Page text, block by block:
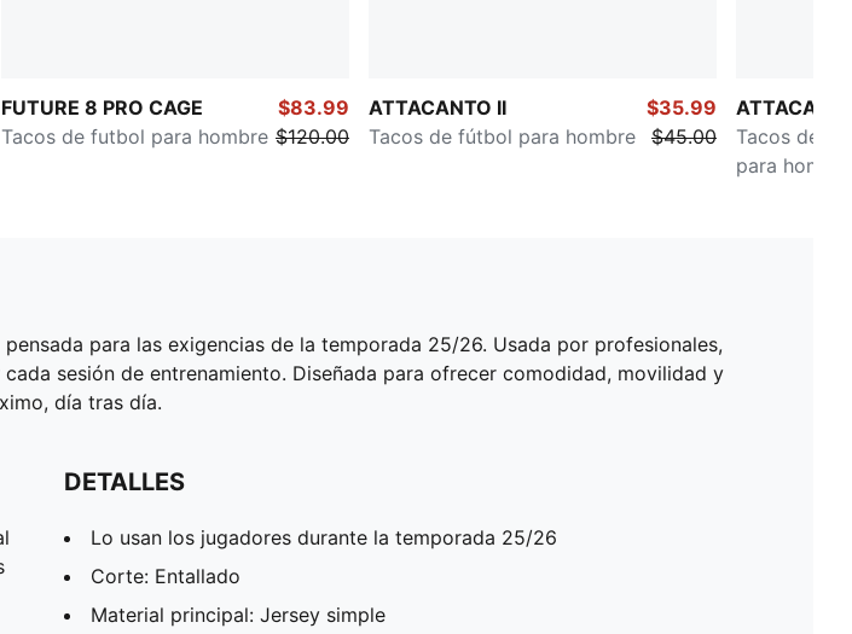
FUTURE 8 PRO CAGE
Tacos de futbol para hombre
$83.99
$120.00
ATTACANTO II
Tacos de fútbol para hombre
$35.99
$45.00
Tacos de
para hombre
para las exigencias de la temporada 25/26. Usada por profesionales,
sesión de entrenamiento. Diseñada para ofrecer comodidad, movilidad y
día tras día.
DETALLES
Lo usan los jugadores durante la temporada 25/26
Corte: Entallado
Material principal: Jersey simple